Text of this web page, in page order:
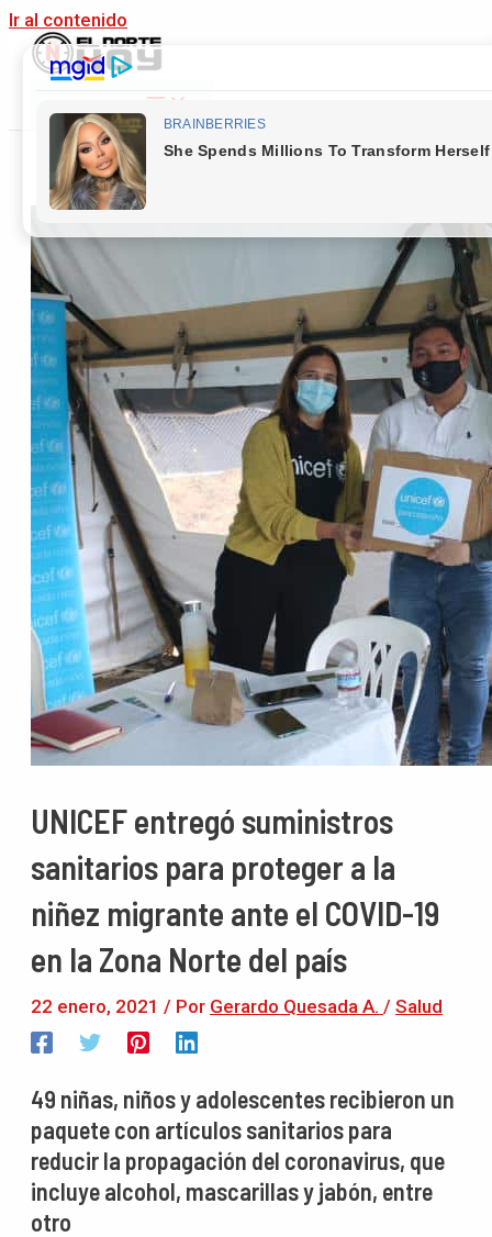
Ir al contenido
Main Menu
UNICEF entregó suministros
sanitarios para proteger a la
niñez migrante ante el COVID-19
en la Zona Norte del país
22 enero, 2021 / Por Gerardo Quesada A. / Salud
49 niñas, niños y adolescentes recibieron un
paquete con artículos sanitarios para
reducir la propagación del coronavirus, que
incluye alcohol, mascarillas y jabón, entre
otro